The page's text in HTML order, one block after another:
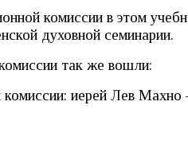
комиссии в этом
духовной семинарии.
так же вошли:
комиссии: иерей Лев